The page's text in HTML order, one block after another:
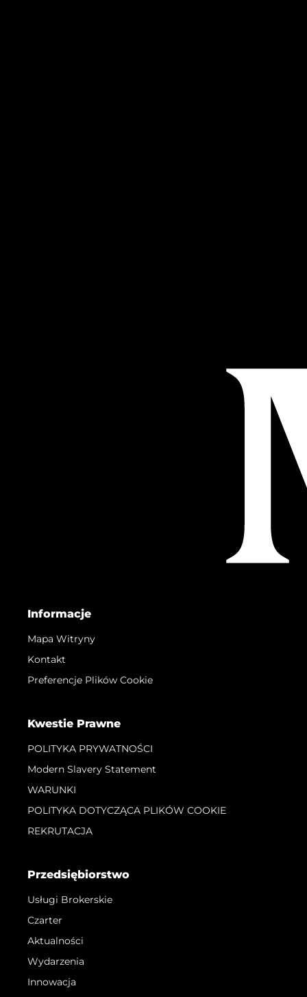
Informacje
Mapa Witryny
Kontakt
Preferencje Plików Cookie
Kwestie Prawne
POLITYKA PRYWATNOŚCI
Modern Slavery Statement
WARUNKI
POLITYKA DOTYCZĄCA PLIKÓW COOKIE
REKRUTACJA
Przedsiębiorstwo
Usługi Brokerskie
Czarter
Aktualności
Wydarzenia
Innowacja